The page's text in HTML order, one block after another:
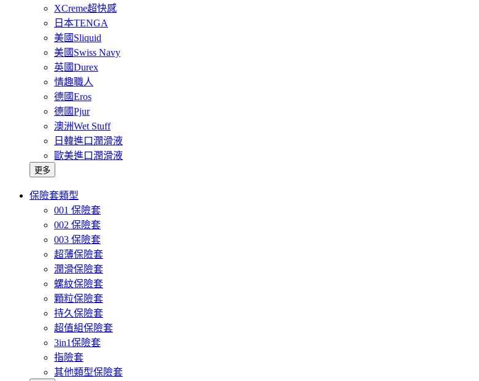
XCreme超快感
日本TENGA
美國Sliquid
美國Swiss Navy
英國Durex
情趣職人
德國Eros
德國Pjur
澳洲Wet Stuff
日韓進口潤滑液
歐美進口潤滑液
更多
保險套類型
001 保險套
002 保險套
003 保險套
超薄保險套
潤滑保險套
螺紋保險套
顆粒保險套
持久保險套
超值組保險套
3in1保險套
指險套
其他類型保險套